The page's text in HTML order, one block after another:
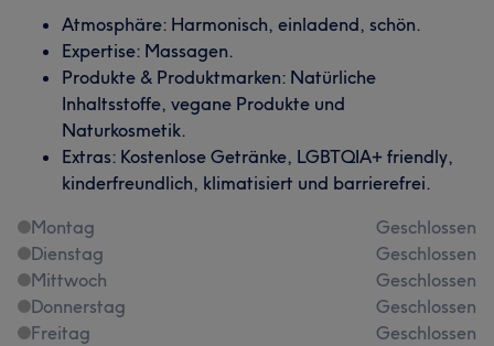
Atmosphäre: Harmonisch, einladend, schön.
Expertise: Massagen.
Produkte & Produktmarken: Natürliche
Inhaltsstoffe, vegane Produkte und
Naturkosmetik.
Extras: Kostenlose Getränke, LGBTQIA+ friendly,
kinderfreundlich, klimatisiert und barrierefrei.
Montag
Geschlossen
Dienstag
Geschlossen
Mittwoch
Geschlossen
Donnerstag
Geschlossen
Freitag
Geschlossen